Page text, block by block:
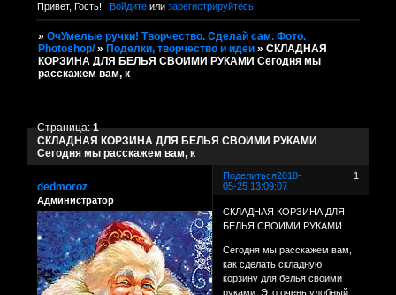
Привет, Гость! Войдитеили зарегистрируйтесь.
»ОчУмелые ручки! Творчество. Сделай сам. Фото.
Photoshop/ » Поделки, творчество и идеи »СКЛАДНАЯ
КОРЗИНА ДЛЯ БЕЛЬЯ СВОИМИ РУКАМИ Сегодня мы
расскажем вам, к
СКЛАДНАЯ КОРЗИНА ДЛЯ БЕЛЬЯ СВОИМИ РУКАМИ
Сегодня мы расскажем вам, к
Страница:1
Поделиться 1
2018-
05-25 13:09:07
dedmoroz
Администратор
СКЛАДНАЯ КОРЗИНА ДЛЯ
БЕЛЬЯ СВОИМИ РУКАМИ
Сегодня мы расскажем вам,
как сделать складную
корзину для белья своими
руками. Это очень удобный